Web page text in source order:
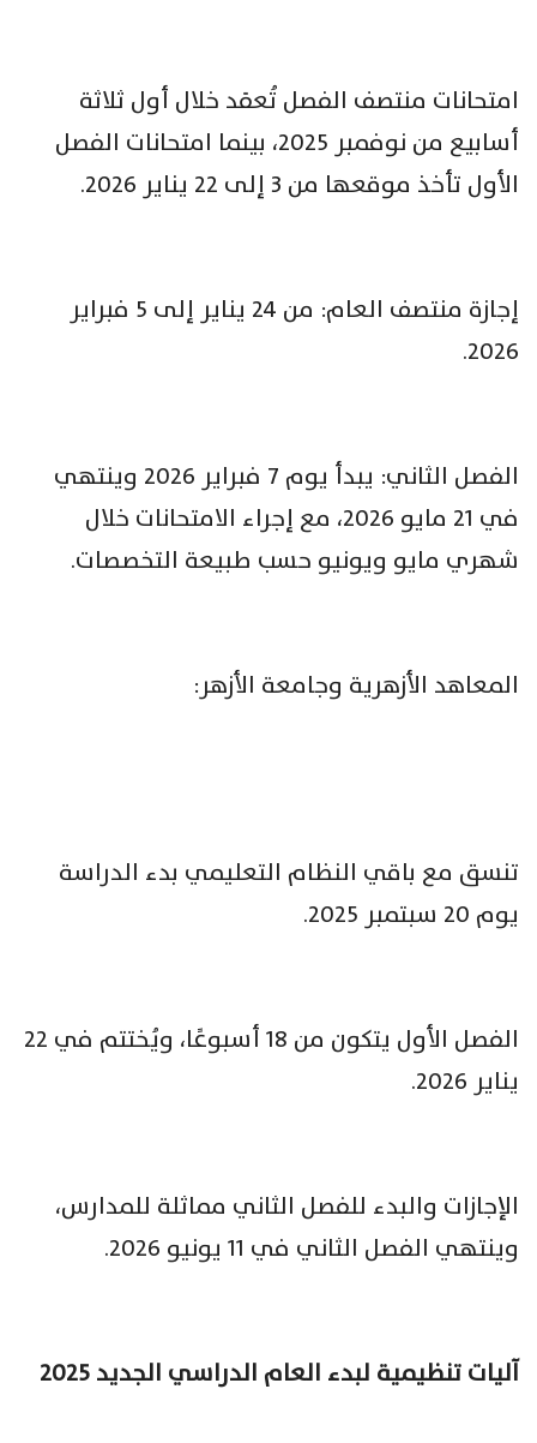
امتحانات منتصف الفصل تُعقد خلال أول ثلاثة
أسابيع من نوفمبر 2025، بينما امتحانات الفصل
الأول تأخذ موقعها من 3 إلى 22 يناير 2026.
إجازة منتصف العام: من 24 يناير إلى 5 فبراير
2026.
الفصل الثاني: يبدأ يوم 7 فبراير 2026 وينتهي
في 21 مايو 2026، مع إجراء الامتحانات خلال
شهري مايو ويونيو حسب طبيعة التخصصات.
المعاهد الأزهرية وجامعة الأزهر:
تنسق مع باقي النظام التعليمي بدء الدراسة
يوم 20 سبتمبر 2025.
الفصل الأول يتكون من 18 أسبوعًا، ويُختتم في 22
يناير 2026.
الإجازات والبدء للفصل الثاني مماثلة للمدارس،
وينتهي الفصل الثاني في 11 يونيو 2026.
آليات تنظيمية لبدء العام الدراسي الجديد 2025